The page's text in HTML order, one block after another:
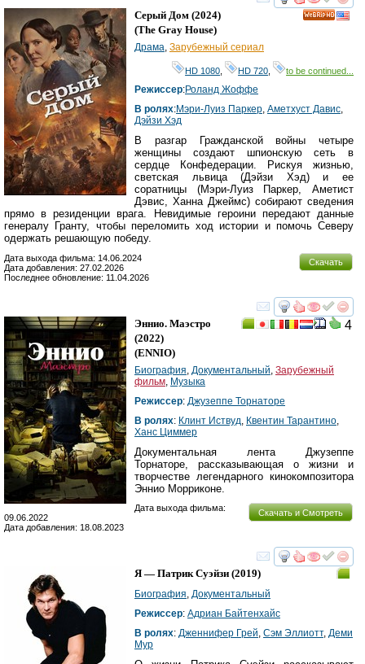
смотреть
Серый Дом (2024)
(The Gray House)
Драма Зарубежный сериал
HD 1080 HD 720 to be continued...
Режиссер:Роланд Жоффе
В ролях:Мэри-Луиз Паркер Аметхyст Давис
Дэйзи Хэд
В разгар Гражданской войны четыре
женщины создают шпионскую сеть в
сердце Конфедерации. Рискуя жизнью,
светская львица (Дэйзи Хэд) и ее
соратницы (Мэри-Луиз Паркер, Аметист
Дэвис, Ханна Джеймс) собирают сведения
прямо в резиденции врага. Невидимые героини передают данные
генералу Гранту, чтобы переломить ход истории и помочь Северу
одержать решающую победу.
Скачать
Дата выхода фильма: 14.06.2024
Дата добавления: 27.02.2026
Последнее обновление: 11.04.2026
смотреть
4
Эннио. Маэстро
(2022)
(ENNIO)
Биография Документальный Зарубежный
фильм Музыка
Режиссер: Джузеппе Торнаторе
В ролях: Клинт Иствуд Квентин Тарантино
Ханс Циммер
Документальная лента Джузеппе
Торнаторе, рассказывающая о жизни и
творчестве легендарного кинокомпозитора
Эннио Морриконе.
Скачать и Смотреть
Дата выхода фильма:
09.06.2022
Дата добавления: 18.08.2023
смотреть
Я — Патрик Суэйзи (2019)
Биография, Документальный
Режиссер: Адриан Байтенхайс
В ролях: Дженнифер Грей, Сэм Эллиотт, Деми
Мур